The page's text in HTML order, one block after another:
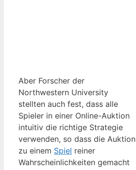
Aber Forscher der
Northwestern University
stellten auch fest, dass alle
Spieler in einer Online-Auktion
intuitiv die richtige Strategie
verwenden, so dass die Auktion
zu einem Spiel reiner
Wahrscheinlichkeiten gemacht